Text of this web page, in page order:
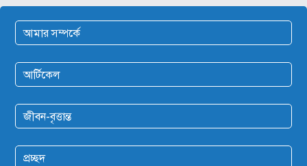
আমার সম্পর্কে
আর্টিকেল
জীবন-বৃত্তান্ত
প্রচ্ছদ